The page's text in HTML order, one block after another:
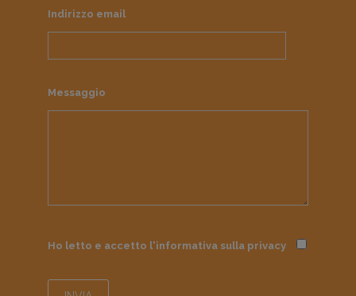
Indirizzo email
Messaggio
Ho letto e accetto l'informativa sulla privacy